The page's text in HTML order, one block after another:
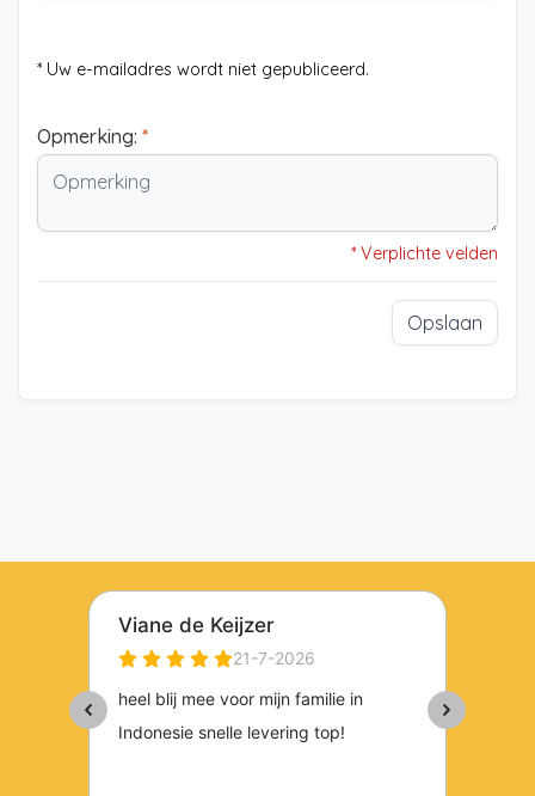
* Uw e-mailadres wordt niet gepubliceerd.
Opmerking: *
* Verplichte velden
Opslaan